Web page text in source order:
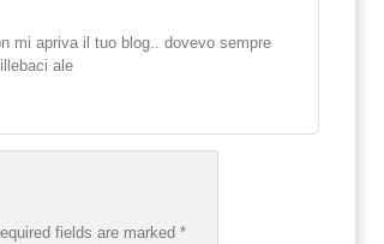
mi apriva il tuo blog.. dovevo sempre
ale
fields are marked *